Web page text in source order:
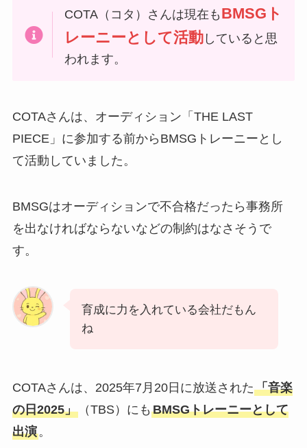
COTA（コタ）さんは現在も BMSGト
レーニーとして活動 していると思
われます。
COTAさんは、オーディション「THE LAST
PIECE」に参加する前からBMSGトレーニーとし
て活動していました。
BMSGはオーディションで不合格だったら事務所
を出なければならないなどの制約はなさそうで
す。
育成に力を入れている会社だもん
ね
COTAさんは、2025年7月20日に放送された「音楽
の日2025」（TBS）にも BMSGトレーニーとして
出演。